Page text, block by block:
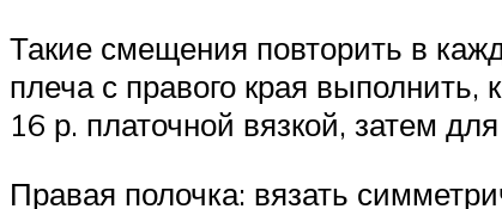
Такие смещения повторить в
плеча с правого края
16 р. платочной вязкой, затем
Правая полочка: вязать